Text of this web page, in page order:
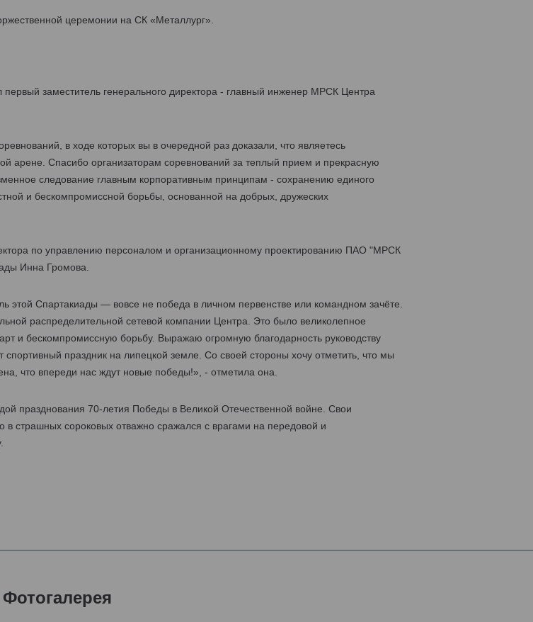
церемонии на СК «Металлург».
заместитель генерального директора - главный инженер МРСК Центра
в ходе которых вы в очередной раз доказали, что являетесь
арене. Спасибо организаторам соревнований за теплый прием и прекрасную
следование главным корпоративным принципам - сохранению единого
и бескомпромиссной борьбы, основанной на добрых, дружеских
по управлению персоналом и организационному проектированию ПАО "МРСК
Инна Громова.
этой Спартакиады — вовсе не победа в личном первенстве или командном зачёте.
распределительной сетевой компании Центра. Это было великолепное
и бескомпромиссную борьбу. Выражаю огромную благодарность руководству
спортивный праздник на липецкой земле. Со своей стороны хочу отметить, что мы
что впереди нас ждут новые победы!», - отметила она.
празднования 70-летия Победы в Великой Отечественной войне. Свои
в страшных сороковых отважно сражался с врагами на передовой и
Фотогалерея